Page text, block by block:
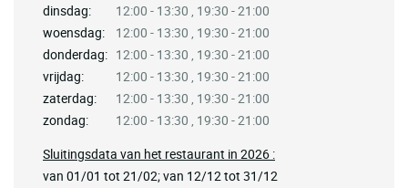
dinsdag:
12:00 - 13:30 , 19:30 - 21:00
woensdag:
12:00 - 13:30 , 19:30 - 21:00
donderdag: 12:00 - 13:30 , 19:30 - 21:00
vrijdag:
12:00 - 13:30 , 19:30 - 21:00
zaterdag:
12:00 - 13:30 , 19:30 - 21:00
zondag:
12:00 - 13:30 , 19:30 - 21:00
Sluitingsdata van het restaurant in 2026 :
van 01/01 tot 21/02; van 12/12 tot 31/12